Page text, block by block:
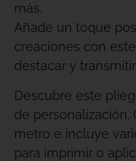
más.
Añade un toque
creaciones con
destacar y
Descubre este
de personalización.
metro e incluye
para imprimir o